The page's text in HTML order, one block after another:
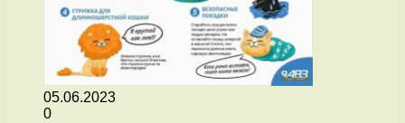
05.06.2023
0